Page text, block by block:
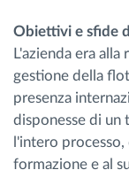
Obiettivi e sfide
L'azienda era
gestione della
presenza
disponesse di un
l'intero
formazione e al